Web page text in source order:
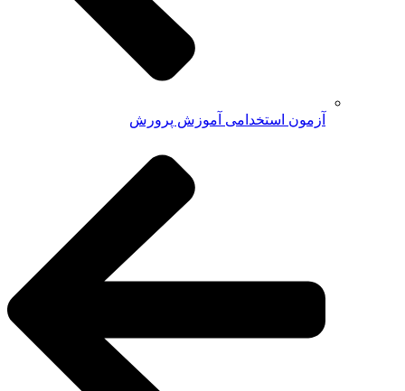
آزمون استخدامی آموزش پرورش